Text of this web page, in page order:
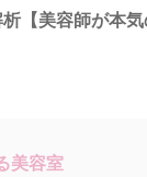
【美容師が本気
美容室